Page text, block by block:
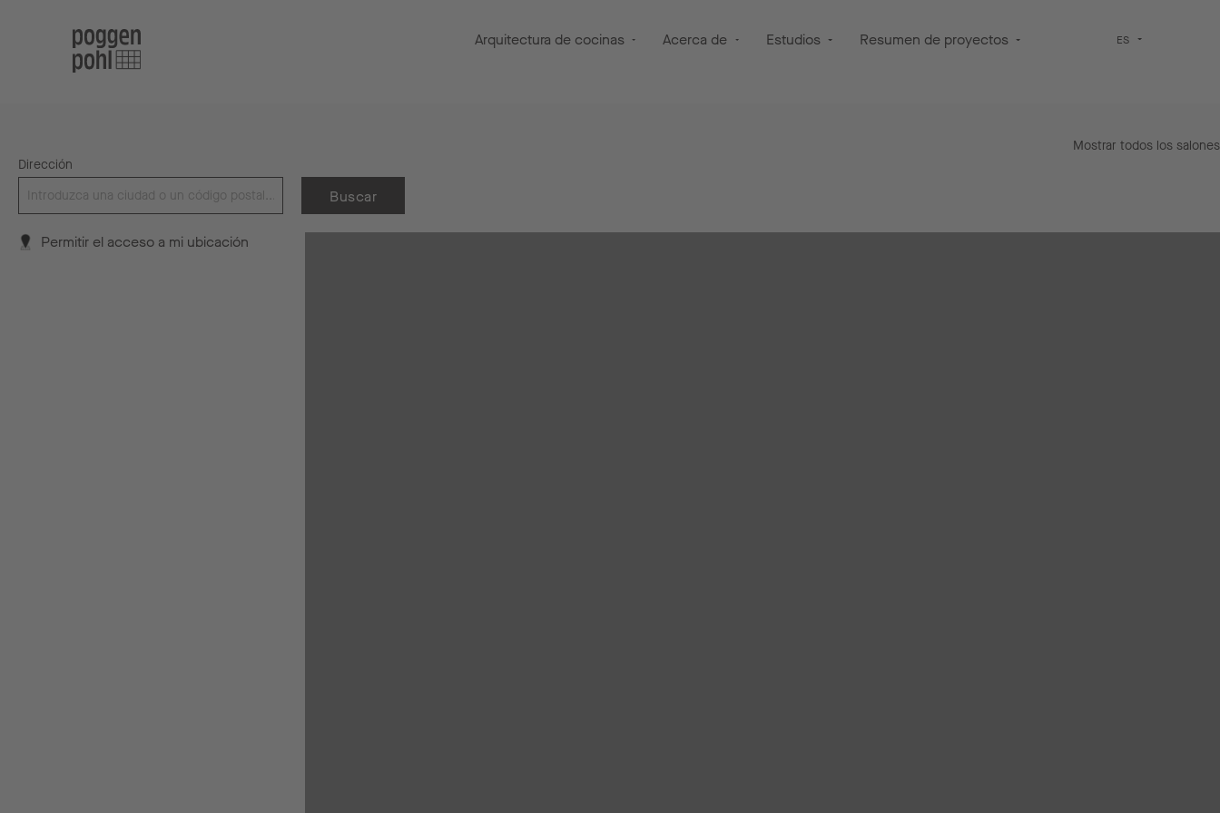
Arquitectura de cocinas Acerca de Estudios Resumen de proyectos ES
Mostrar todos los salones
Dirección
Buscar
Permitir el acceso a mi ubicación